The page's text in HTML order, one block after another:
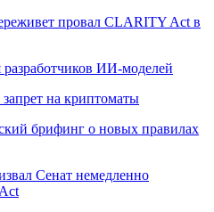
провал CLARITY Act в
ИИ-моделей
на криптоматы
брифинг о новых правилах
Сенат немедленно